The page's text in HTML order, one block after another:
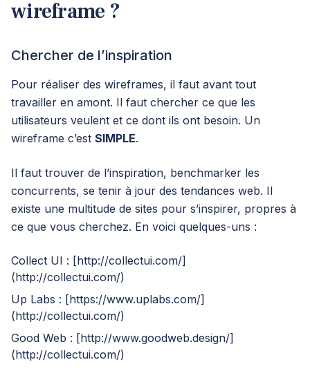
wireframe ?
Chercher de l’inspiration
Pour réaliser des wireframes, il faut avant tout
travailler en amont. Il faut chercher ce que les
utilisateurs veulent et ce dont ils ont besoin. Un
wireframe c’est SIMPLE.
Il faut trouver de l’inspiration, benchmarker les
concurrents, se tenir à jour des tendances web. Il
existe une multitude de sites pour s’inspirer, propres à
ce que vous cherchez. En voici quelques-uns :
Collect UI : [http://collectui.com/]
(http://collectui.com/)
Up Labs : [https://www.uplabs.com/]
(http://collectui.com/)
Good Web : [http://www.goodweb.design/]
(http://collectui.com/)